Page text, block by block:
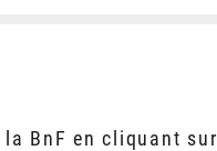
BnF en cliquant sur